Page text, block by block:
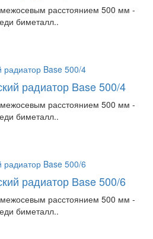
расстоянием 500 мм -
биметалл..
радиатор Base 500/4
расстоянием 500 мм -
биметалл..
радиатор Base 500/6
расстоянием 500 мм -
биметалл..